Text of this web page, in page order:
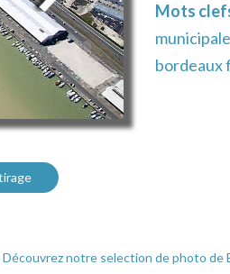
Mots
bordeaux
Découvrez notre selection de photo de